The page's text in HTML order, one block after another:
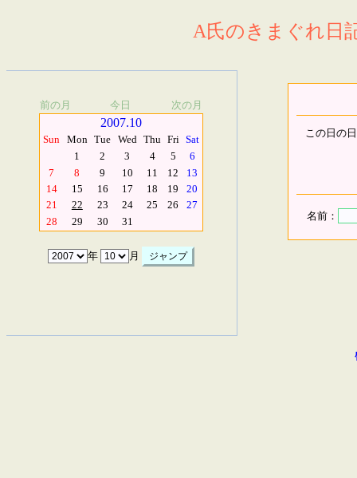
A氏のきまぐれ日
前の月 今日 次の月
2007.10
Sun Mon Tue Wed Thu Fri Sat
1
2 3 4 5
6
7
8 9 10 11 12
13
14
15 16 17 18 19
20
21
22 23 24 25 26
27
28
29 30 31
年 月
この日の
名前：